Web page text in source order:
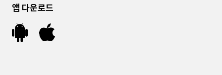
앱 다운로드